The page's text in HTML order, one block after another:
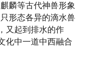
麟等古代神兽形象
形态各异的滴水兽
又起到排水的作
化中一道中西融合